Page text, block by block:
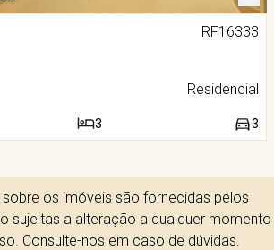
RF16333
Residencial
3 3
os imóveis são fornecidas pelos
sujeitas a alteração a qualquer momento
Consulte-nos em caso de dúvidas.